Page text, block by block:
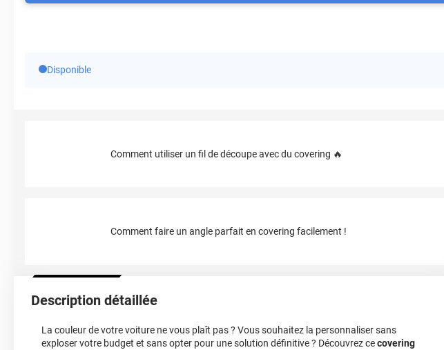
Disponible
Comment utiliser un fil de découpe avec du covering 🔥
Comment faire un angle parfait en covering facilement !
Description détaillée
La couleur de votre voiture ne vous plaît pas ? Vous souhaitez la personnaliser sans
exploser votre budget et sans opter pour une solution définitive ? Découvrez cecovering